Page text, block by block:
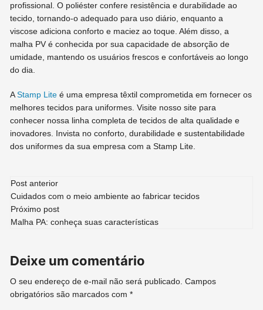
profissional. O poliéster confere resistência e durabilidade ao
tecido, tornando-o adequado para uso diário, enquanto a
viscose adiciona conforto e maciez ao toque. Além disso, a
malha PV é conhecida por sua capacidade de absorção de
umidade, mantendo os usuários frescos e confortáveis ao longo
do dia.
AStamp Lite é uma empresa têxtil comprometida em fornecer os
melhores tecidos para uniformes. Visite nosso site para
conhecer nossa linha completa de tecidos de alta qualidade e
inovadores. Invista no conforto, durabilidade e sustentabilidade
dos uniformes da sua empresa com a Stamp Lite.
Navegação
de
Post anterior
Cuidados com o meio ambiente ao fabricar tecidos
Próximo post
Malha PA: conheça suas características
Deixe um comentário
O seu endereço de e-mail não será publicado. Campos
obrigatórios são marcados com*